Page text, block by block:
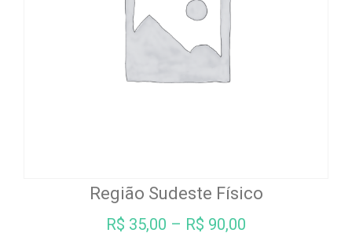
Região Sudeste Físico
R$ 35,00 – R$ 90,00